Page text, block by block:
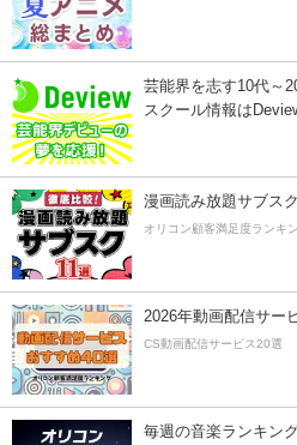
芸能界を志す10代～
スクール情報は
漫画読み放題サブス
オリコン顧客満足度ランキ
2026年動画配信サー
CS動画配信サービス20選
毎週の音楽ランキン